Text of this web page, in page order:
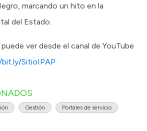
marcando un hito en la
del Estado.
ver desde el canal de YouTube
SitioIPAP
Gestión Portales de servicio